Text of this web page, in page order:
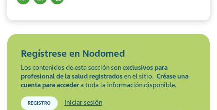
Regístrese en Nodomed
Los contenidos de esta sección son exclusivos para
profesional de la salud registradosen el sitio. Créase una
cuenta para accedera toda la información disponible.
REGISTRO Iniciar sesión